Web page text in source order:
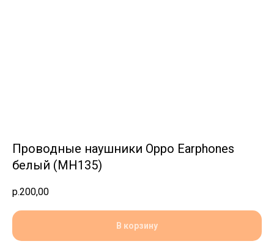
Проводные наушники Oppo Earphones
белый (MH135)
р.200,00
В корзину